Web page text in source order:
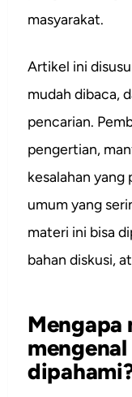
masyarakat.
Artikel ini
mudah dibaca,
pencarian.
pengertian,
kesalahan yang
umum yang
materi ini bisa
bahan diskusi,
Mengapa